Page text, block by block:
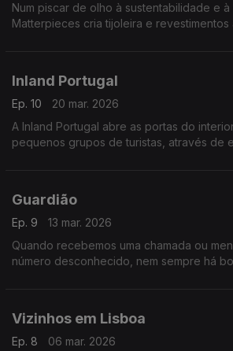
Num piscar de olho à sustentabilidade e
Matterpieces cria tijoleira e
Inland Portugal
Ep. 10
20 mar. 2026
A Inland Portugal abre as portas do
pequenos grupos de turistas, através de
Guardião
Ep. 9
13 mar. 2026
Quando recebemos uma chamada ou
número desconhecido, nem sempre há
Vizinhos em Lisboa
Ep. 8 06 mar. 2026